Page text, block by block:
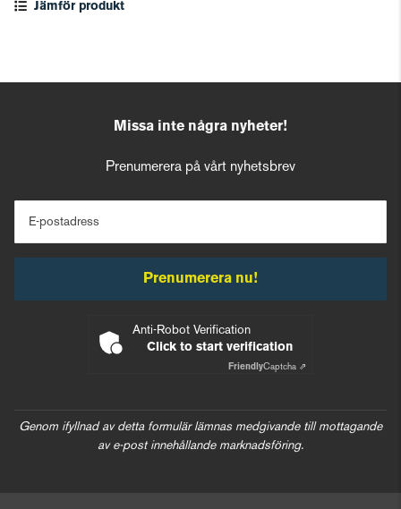
Jämför produkt
Missa inte några nyheter!
Prenumerera på vårt nyhetsbrev
E-postadress
Prenumerera nu!
Anti-Robot Verification
Click to start verification
FriendlyCaptcha ⇗
Genom ifyllnad av detta formulär lämnas medgivande till mottagande
av e-post innehållande marknadsföring.